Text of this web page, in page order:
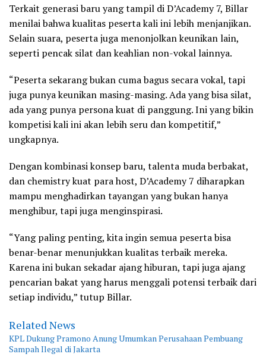
Terkait generasi baru yang tampil di D’Academy 7, Billar
menilai bahwa kualitas peserta kali ini lebih menjanjikan.
Selain suara, peserta juga menonjolkan keunikan lain,
seperti pencak silat dan keahlian non-vokal lainnya.
“Peserta sekarang bukan cuma bagus secara vokal, tapi
juga punya keunikan masing-masing. Ada yang bisa silat,
ada yang punya persona kuat di panggung. Ini yang bikin
kompetisi kali ini akan lebih seru dan kompetitif,”
ungkapnya.
Dengan kombinasi konsep baru, talenta muda berbakat,
dan chemistry kuat para host, D’Academy 7 diharapkan
mampu menghadirkan tayangan yang bukan hanya
menghibur, tapi juga menginspirasi.
“Yang paling penting, kita ingin semua peserta bisa
benar-benar menunjukkan kualitas terbaik mereka.
Karena ini bukan sekadar ajang hiburan, tapi juga ajang
pencarian bakat yang harus menggali potensi terbaik dari
setiap individu,” tutup Billar.
Related News
KPL Dukung Pramono Anung Umumkan Perusahaan Pembuang
Sampah Ilegal di Jakarta